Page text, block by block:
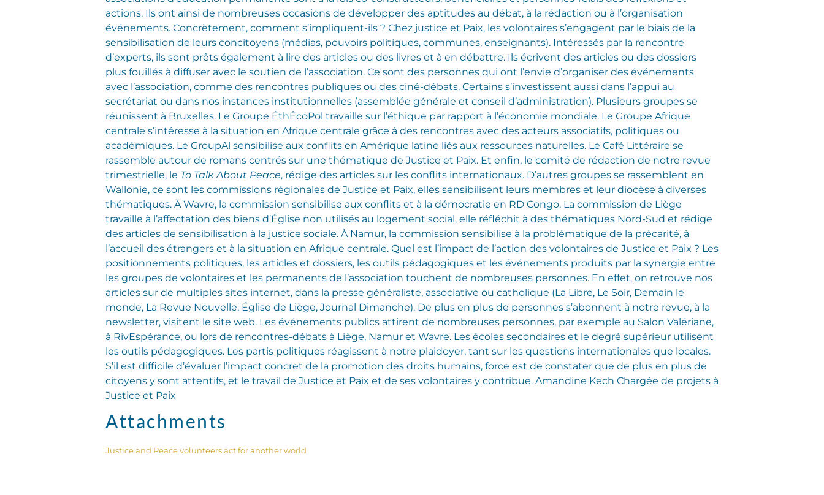
actions. Ils ont ainsi de nombreuses occasions de développer des aptitudes au débat, à la rédaction ou à l’organisation
événements. Concrètement, comment s’impliquent-ils ? Chez justice et Paix, les volontaires s’engagent par le biais de la
sensibilisation de leurs concitoyens (médias, pouvoirs politiques, communes, enseignants). Intéressés par la rencontre
d’experts, ils sont prêts également à lire des articles ou des livres et à en débattre. Ils écrivent des articles ou des dossiers
plus fouillés à diffuser avec le soutien de l’association. Ce sont des personnes qui ont l’envie d’organiser des événements
avec l’association, comme des rencontres publiques ou des ciné-débats. Certains s’investissent aussi dans l’appui au
secrétariat ou dans nos instances institutionnelles (assemblée générale et conseil d’administration). Plusieurs groupes se
réunissent à Bruxelles. Le Groupe ÉthÉcoPol travaille sur l’éthique par rapport à l’économie mondiale. Le Groupe Afrique
centrale s’intéresse à la situation en Afrique centrale grâce à des rencontres avec des acteurs associatifs, politiques ou
académiques. Le GroupAl sensibilise aux conflits en Amérique latine liés aux ressources naturelles. Le Café Littéraire se
rassemble autour de romans centrés sur une thématique de Justice et Paix. Et enfin, le comité de rédaction de notre revue
trimestrielle, le To Talk About Peace, rédige des articles sur les conflits internationaux. D’autres groupes se rassemblent en
Wallonie, ce sont les commissions régionales de Justice et Paix, elles sensibilisent leurs membres et leur diocèse à diverses
thématiques. À Wavre, la commission sensibilise aux conflits et à la démocratie en RD Congo. La commission de Liège
travaille à l’affectation des biens d’Église non utilisés au logement social, elle réfléchit à des thématiques Nord-Sud et rédige
des articles de sensibilisation à la justice sociale. À Namur, la commission sensibilise à la problématique de la précarité, à
l’accueil des étrangers et à la situation en Afrique centrale. Quel est l’impact de l’action des volontaires de Justice et Paix ? Les
positionnements politiques, les articles et dossiers, les outils pédagogiques et les événements produits par la synergie entre
les groupes de volontaires et les permanents de l’association touchent de nombreuses personnes. En effet, on retrouve nos
articles sur de multiples sites internet, dans la presse généraliste, associative ou catholique (La Libre, Le Soir, Demain le
monde, La Revue Nouvelle, Église de Liège, Journal Dimanche). De plus en plus de personnes s’abonnent à notre revue, à la
newsletter, visitent le site web. Les événements publics attirent de nombreuses personnes, par exemple au Salon Valériane,
à RivEspérance, ou lors de rencontres-débats à Liège, Namur et Wavre. Les écoles secondaires et le degré supérieur utilisent
les outils pédagogiques. Les partis politiques réagissent à notre plaidoyer, tant sur les questions internationales que locales.
S’il est difficile d’évaluer l’impact concret de la promotion des droits humains, force est de constater que de plus en plus de
citoyens y sont attentifs, et le travail de Justice et Paix et de ses volontaires y contribue. Amandine Kech Chargée de projets à
Justice et Paix
Attachments
Justice and Peace volunteers act for another world